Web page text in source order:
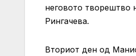
неговото творештво
Рингачева.
Вториот ден од